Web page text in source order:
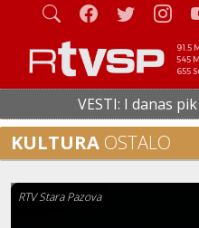
91.5
545
655
VESTI: I danas pik
KULTURA OSTALO
RTV Stara Pazova